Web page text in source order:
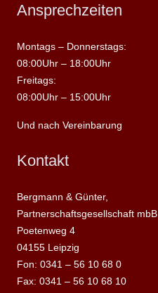
Ansprechzeiten
Montags – Donnerstags:
08:00Uhr – 18:00Uhr
Freitags:
08:00Uhr – 15:00Uhr
Und nach Vereinbarung
Kontakt
Bergmann & Günter,
Partnerschaftsgesellschaft mbB
Poetenweg 4
04155 Leipzig
Fon: 0341 – 56 10 68 0
Fax: 0341 – 56 10 68 10